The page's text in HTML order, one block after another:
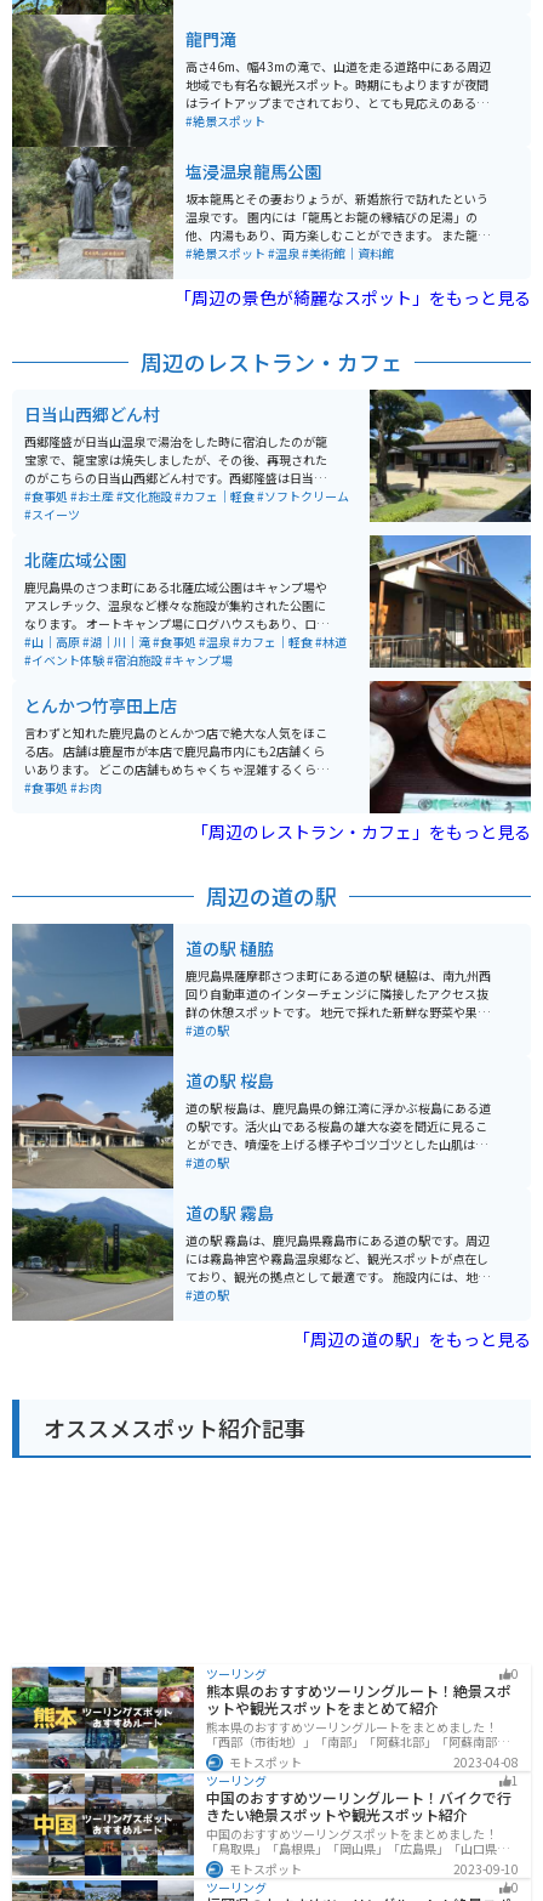
龍門滝
高さ46m、幅43mの滝で、山道を走る道路中にある周辺
地域でも有名な観光スポット。時期にもよりますが夜間
はライトアップまでされており、とても見応えのある絶
景スポットとなっています。昼夜問わずライダーやカッ
#絶景スポット
塩浸温泉龍馬公園
坂本龍馬とその妻おりょうが、新婚旅行で訪れたという
温泉です。 園内には「龍馬とお龍の縁結びの足湯」の
他、内湯もあり、両方楽しむことができます。 また龍馬
に関する資料館も併設されており、温泉に入った後、ゆ
#絶景スポット #温泉#美術館｜資料館
「周辺の景色が綺麗なスポット」をもっと見る
周辺のレストラン・カフェ
日当山西郷どん村
西郷隆盛が日当山温泉で湯治をした時に宿泊したのが龍
宝家で、龍宝家は焼失しましたが、その後、再現された
のがこちらの日当山西郷どん村です。西郷隆盛は日当山
を十数回訪れ、温泉や狩りや釣りを楽しんだそうです。
日当山西郷どん村には、西郷隆盛公が日当山を訪れた際
本庭園があり、入場無料です。 敷地内の物産館には、地
元食材を中心としたレストラン「日当山無垢食堂」があ
ります。 また、日当山温泉の湯を引いた足湯(無料)があ
ります。入り口目の前に無料駐車場があります。
#食事処 #お土産#文化施設#カフェ｜軽食#ソフトクリーム
#スイーツ
北薩広域公園
鹿児島県のさつま町にある北薩広域公園はキャンプ場や
アスレチック、温泉など様々な施設が集約された公園に
なります。 オートキャンプ場にログハウスもあり、ログ
ハウス内のお風呂のお湯も天然の温泉がでます。 様々な
イベントも開催されており、様々な人に利用しやすい施
#山｜高原#湖｜川｜滝#食事処 #温泉#カフェ｜軽食#林道
#イベント体験#宿泊施設#キャンプ場
とんかつ竹亭田上店
言わずと知れた鹿児島のとんかつ店で絶大な人気をほこ
る店。 店舗は鹿屋市が本店で鹿児島市内にも2店舗くら
いあります。 どこの店舗もめちゃくちゃ混雑するくらい
の人気店です。 お値段もリーズナブルでとにかくおいし
#食事処 #お肉
「周辺のレストラン・カフェ」をもっと見る
周辺の道の駅
道の駅 樋脇
鹿児島県薩摩郡さつま町にある道の駅 樋脇は、南九州西
回り自動車道のインターチェンジに隣接したアクセス抜
群の休憩スポットです。 地元で採れた新鮮な野菜や果物
が並ぶ農産物直売所は、旅の思い出に地元の味覚を味わ
使った料理など、地元グルメを堪能できます。 バイクで
訪れる際は、広々とした駐車場があるので安心です。ツ
ーリングの休憩地点として利用するのも良いでしょう。
周辺には、西郷隆盛ゆかりの史跡や、美しい自然を楽し
めるスポットなど、観光スポットも充実しています。 道
#道の駅
道の駅 桜島
道の駅 桜島は、鹿児島県の錦江湾に浮かぶ桜島にある道
の駅です。活火山である桜島の雄大な姿を間近に見るこ
とができ、噴煙を上げる様子やゴツゴツとした山肌は迫
力満点です。 道の駅には、レストランや特産品販売所が
しむことができます。また、錦江湾や桜島を一望できる
展望台もあり、絶景を眺めながら休憩することができま
す。 バイクで訪れる際は、道の駅から少し足を延ばし
て、桜島を一周する「桜島一周道路」を走ってみるのも
おすすめです。変化に富んだ景色を楽しみながら、爽快
ポイント】 * 桜島を間近に見ることができる * 地元の食
#道の駅
道の駅 霧島
道の駅 霧島は、鹿児島県霧島市にある道の駅です。周辺
には霧島神宮や霧島温泉郷など、観光スポットが点在し
ており、観光の拠点として最適です。 施設内には、地元
の特産品を販売するショップやレストランがあり、霧島
は、周辺の観光情報を入手することができます。 バイク
で訪れる場合は、駐車場も広く、休憩場所としても最適
温泉や雄大な自然、歴史を感じられるスポットなど魅力
が満載です。道の駅 霧島はそんな霧島観光の拠点とし
て、ぜひ立ち寄ってみてください。
#道の駅
「周辺の道の駅」をもっと見る
オススメスポット紹介記事
ツーリング 0
熊本県のおすすめツーリングルート！絶景スポ
ットや観光スポットをまとめて紹介
熊本県のおすすめツーリングルートをまとめました！
「西部（市街地）」「南部」「阿蘇北部」「阿蘇南部」
の4つのルート紹介します。阿蘇山や天草諸島をはじめと
した豊かな自然や、熊本城や水前寺成趣園など歴史ある
観光スポットが多数あり、様々な楽しみ方ができます。
バイクで熊本県にツーリングに行く際は参考にしてくだ
さい。
モトスポット
2023-04-08
ツーリング
1
中国のおすすめツーリングルート！バイクで行
きたい絶景スポットや観光スポット紹介
中国のおすすめツーリングスポットをまとめました！
「鳥取県」「島根県」「岡山県」「広島県」「山口県」
の各県の観光地紹介します。自然豊かな山々や湖、温泉
地が点在し、四季折々の景色を楽しめるスポットが多数
あります。バイクで中国にツーリングに行く際は参考に
モトスポット
2023-09-10
ツーリング
0